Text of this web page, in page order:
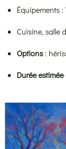
Équipements :
Cuisine, salle
Options:
Durée